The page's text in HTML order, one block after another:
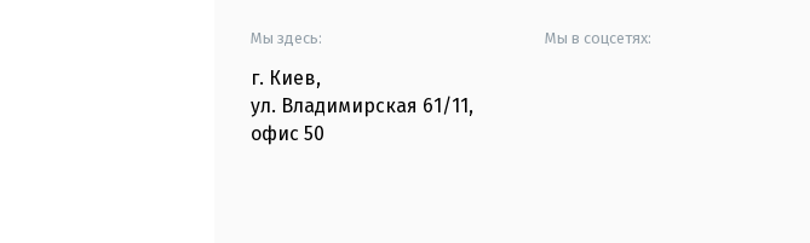
Мы здесь:
г. Киев,
ул. Владимирская 61/11,
офис 50
Мы в соцсетях: